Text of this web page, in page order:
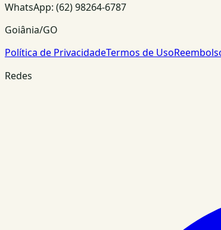
WhatsApp: (62) 98264-6787
Goiânia/GO
Política de PrivacidadeTermos de Uso
Redes